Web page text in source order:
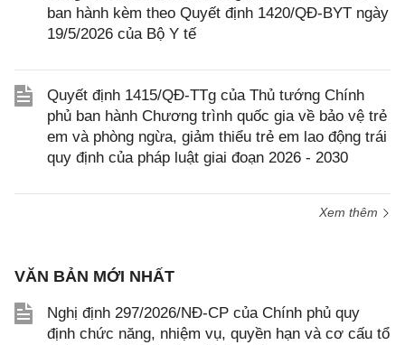
ban hành kèm theo Quyết định 1420/QĐ-BYT ngày
19/5/2026 của Bộ Y tế
Quyết định 1415/QĐ-TTg của Thủ tướng Chính
phủ ban hành Chương trình quốc gia về bảo vệ trẻ
em và phòng ngừa, giảm thiểu trẻ em lao động trái
quy định của pháp luật giai đoạn 2026 - 2030
Xem thêm
VĂN BẢN MỚI NHẤT
Nghị định 297/2026/NĐ-CP của Chính phủ quy
định chức năng, nhiệm vụ, quyền hạn và cơ cấu tổ